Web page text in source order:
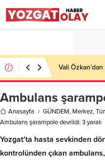
Vali
Ambulans
Anasayfa GÜNDEM, Merkez,
Ambulans şarampole devrildi: 3 yaralı
Yozgat’ta hasta sevkinden
kontrolünden çıkan